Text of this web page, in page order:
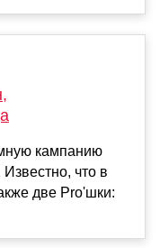
кампанию
что в
две Pro'шки: